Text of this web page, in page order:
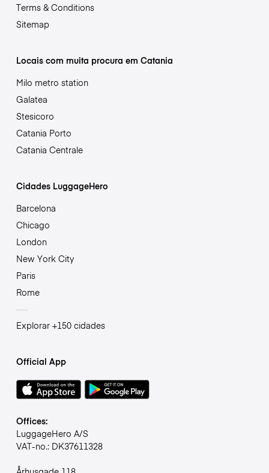
Terms & Conditions
Sitemap
Locais com muita procura em Catania
Milo metro station
Galatea
Stesicoro
Catania Porto
Catania Centrale
Cidades LuggageHero
Barcelona
Chicago
London
New York City
Paris
Rome
Explorar +150 cidades
Official App
Offices:
LuggageHero A/S
VAT-no.: DK37611328